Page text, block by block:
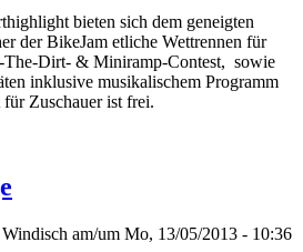
bieten sich dem geneigten
der BikeJam etliche Wettrennen für
Dirt- & Miniramp-Contest, sowie
inklusive musikalischem Programm
Zuschauer ist frei.
Windisch am/um Mo, 13/05/2013 - 10:36